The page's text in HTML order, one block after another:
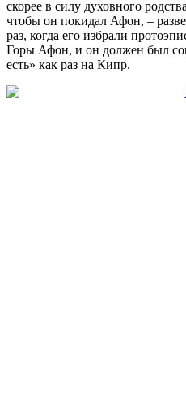
скорее в силу духовного
чтобы он покидал Афон, –
раз, когда его избрали
Горы Афон, и он должен был
есть» как раз на Кипр.